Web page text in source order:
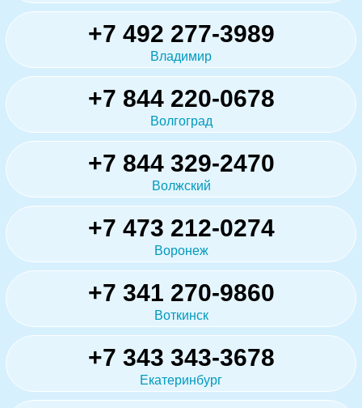
+7 492 277-3989
Владимир
+7 844 220-0678
Волгоград
+7 844 329-2470
Волжский
+7 473 212-0274
Воронеж
+7 341 270-9860
Воткинск
+7 343 343-3678
Екатеринбург